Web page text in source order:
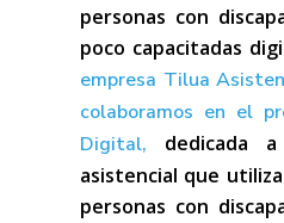
personas con
poco capacitadas
empresa Tilua
colaboramos en el
Digital, dedicada
asistencial que
personas con